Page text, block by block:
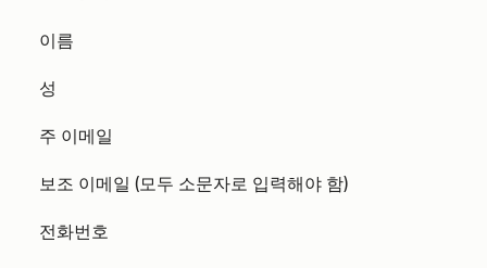
이름
성
주 이메일
보조 이메일 (모두 소문자로 입력해야 함)
전화번호